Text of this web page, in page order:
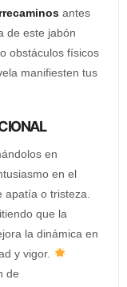
antes
de este jabón
obstáculos físicos
manifiesten tus
en
en el
apatía o tristeza.
que la
la dinámica en
y vigor.
de